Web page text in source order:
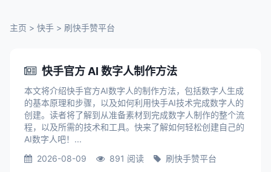
主页 > 快手 > 刷快手赞平台
快手官方 AI 数字人制作方法
本文将介绍快手官方AI数字人的制作方法，包括数字人生成
的基本原理和步骤，以及如何利用快手AI技术完成数字人的
创建。读者将了解到从准备素材到完成数字人制作的整个流
程，以及所需的技术和工具。快来了解如何轻松创建自己的
AI数字人吧！...
2026-08-09
891 阅读 刷快手赞平台